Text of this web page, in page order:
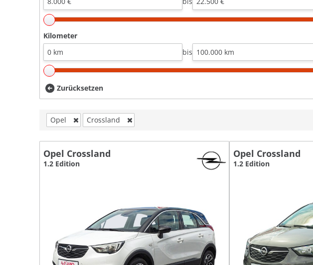
Kilometer
bis
Zurücksetzen
Opel Crossland
Opel Crossland
1.2 Edition
Opel Crossland
1.2 Edition